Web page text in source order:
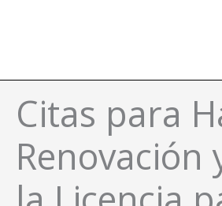
Citas para
Renovación